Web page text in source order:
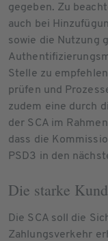
gegeben. Zu
auch bei
sowie die Nutzung
Stelle zu
prüfen und
zudem eine durch
der SCA im
dass die
PSD3 in den
Die starke
Die SCA soll die
Zahlungsverkehr